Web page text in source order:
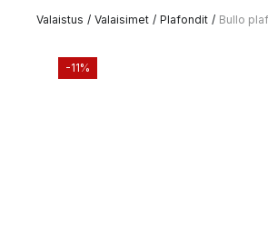
Valaistus / Valaisimet / Plafondit / Bullo
-11%